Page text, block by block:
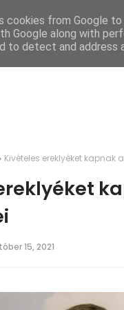
Kivételes ereklyéket
15, 2021
cookies from Google
Google along with
to detect and address